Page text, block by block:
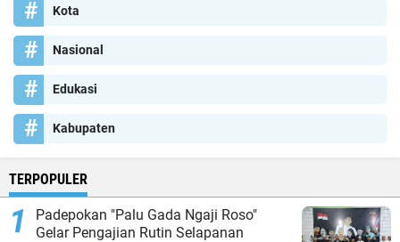
Kota
Nasional
Edukasi
Kabupaten
TERPOPULER
Padepokan "Palu Gada Ngaji Roso"
Gelar Pengajian Rutin Selapanan